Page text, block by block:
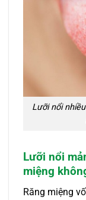
Lưỡi nổi
Lưỡi nổi
miệng
Răng miệng